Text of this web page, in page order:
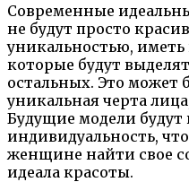
Современные
не будут просто
уникальностью,
которые будут
остальных. Это может
уникальная черта
Будущие модели
индивидуальность,
женщине найти свое
идеала красоты.